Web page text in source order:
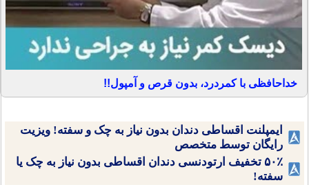
خداحافظی با کمردرد، بدون قرص و آمپول!!
ایمپلنت اقساطی دندان بدون نیاز به چک و سفته! ویزیت
رایگان توسط متخصص
۵۰٪ تخفیف ارتودنسی دندان اقساطی بدون نیاز به چک یا
سفته!